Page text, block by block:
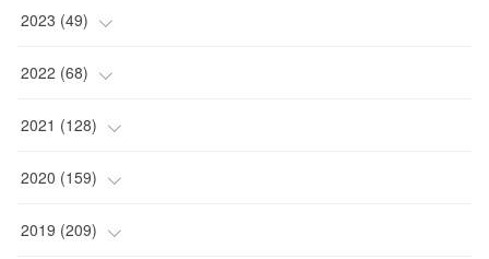
(2)
(1)
( 2)
(2)
(2)
(3)
( 1)
(2)
(2)
(1)
( 4)
( 3)
2023 (49)
(1)
(2)
( 5)
(5)
2022 (68)
(6)
( 6)
(3)
2021 (128)
(10)
(9)
2020 (159)
(15)
2019 (209)